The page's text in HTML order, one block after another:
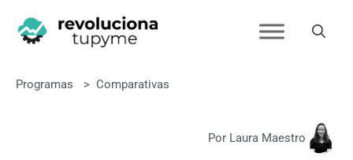
Programas > Comparativas
Por Laura Maestro